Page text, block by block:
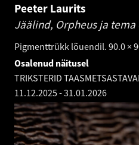
Peeter Laurits
Jäälind, Orpheus ja tema
Pigmenttrükk lõuendil. 90.0 ×
Osalenud näitusel
TRIKSTERID
11.12.2025-31.01.2026